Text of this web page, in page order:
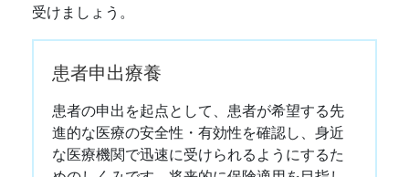
受けましょう。
患者申出療養
患者の申出を起点として、患者が希望する先
進的な医療の安全性・有効性を確認し、身近
な医療機関で迅速に受けられるようにするた